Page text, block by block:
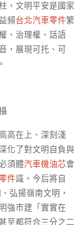
，文明平安是國家
頻台北汽車零件繁
、治理權、話語
，展現可托、可
高在上、深刻淺
化了對文明自負與
須體汽車機油芯會
件識。今后將自
弘揚嶺南文明，
強市建「實實在
至都符合三分之二